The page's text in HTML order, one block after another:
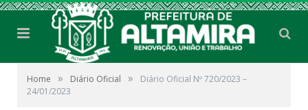
Home » Diário Oficial »
Diário Oficial Nº 720/2023 –
24/01/2023